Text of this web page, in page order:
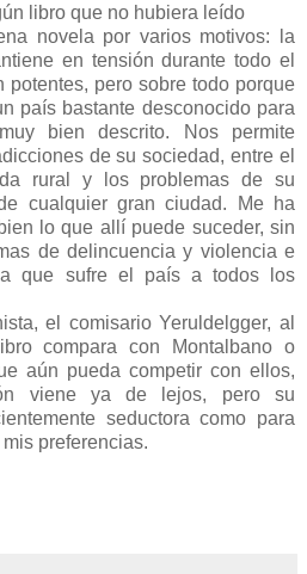
libro que no hubiera leído
novela por varios motivos: la
en tensión durante todo el
potentes, pero sobre todo porque
país bastante desconocido para
bien descrito. Nos permite
de su sociedad, entre el
rural y los problemas de su
cualquier gran ciudad. Me ha
lo que allí puede suceder, sin
de delincuencia y violencia e
que sufre el país a todos los
el comisario Yeruldelgger, al
compara con Montalbano o
aún pueda competir con ellos,
viene ya de lejos, pero su
seductora como para
preferencias.